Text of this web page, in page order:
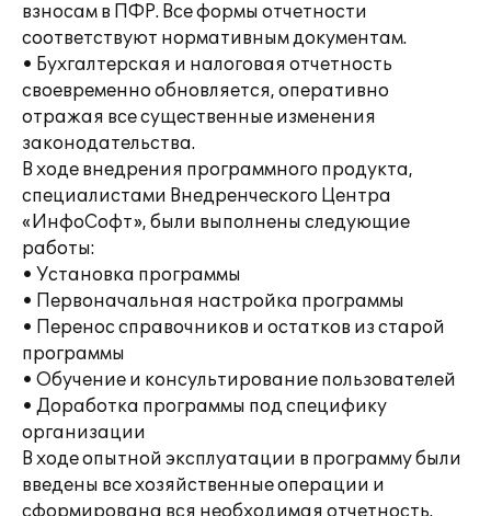
взносам в ПФР. Все формы отчетности
соответствуют нормативным документам.
• Бухгалтерская и налоговая отчетность
своевременно обновляется, оперативно
отражая все существенные изменения
законодательства.
В ходе внедрения программного продукта,
специалистами Внедренческого Центра
«ИнфоСофт», были выполнены следующие
работы:
• Установка программы
• Первоначальная настройка программы
• Перенос справочников и остатков из старой
программы
• Обучение и консультирование пользователей
• Доработка программы под специфику
организации
В ходе опытной эксплуатации в программу были
введены все хозяйственные операции и
сформирована вся необходимая отчетность.